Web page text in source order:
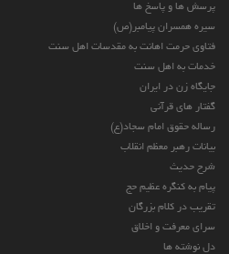
پرسش ها و پاسخ ها
سیره همسران پیامبر(ص)
فتاوی حرمت اهانت به مقدسات اهل سنت
خدمات به اهل سنت
جایگاه زن در ایران
گفتار های قرآنی
رساله حقوق امام سجاد(ع)
بیانات رهبر معظم انقلاب
شرح حدیث
پیام به کنگره عظیم حج
تقریب در کلام بزرگان
سرای معرفت و اخلاق
دل نوشته ها